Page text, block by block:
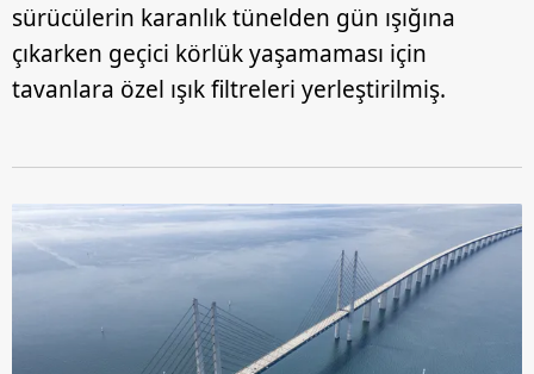
sürücülerin karanlık tünelden gün ışığına
çıkarken geçici körlük yaşamaması için
tavanlara özel ışık filtreleri yerleştirilmiş.